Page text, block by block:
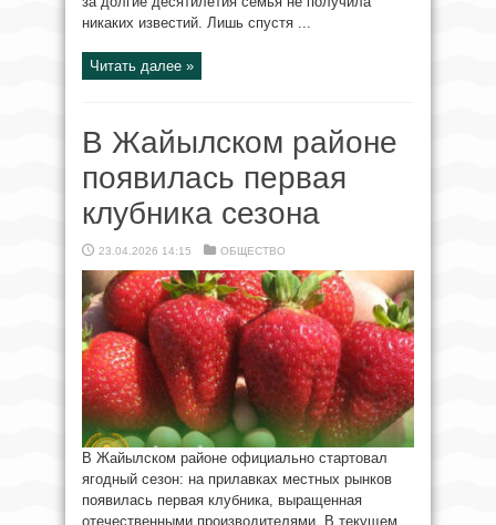
никаких известий. Лишь спустя ...
Читать далее »
В Жайылском районе
появилась первая
клубника сезона
23.04.2026 14:15 ОБЩЕСТВО
В Жайылском районе официально стартовал
ягодный сезон: на прилавках местных рынков
появилась первая клубника, выращенная
отечественными производителями. В текущем